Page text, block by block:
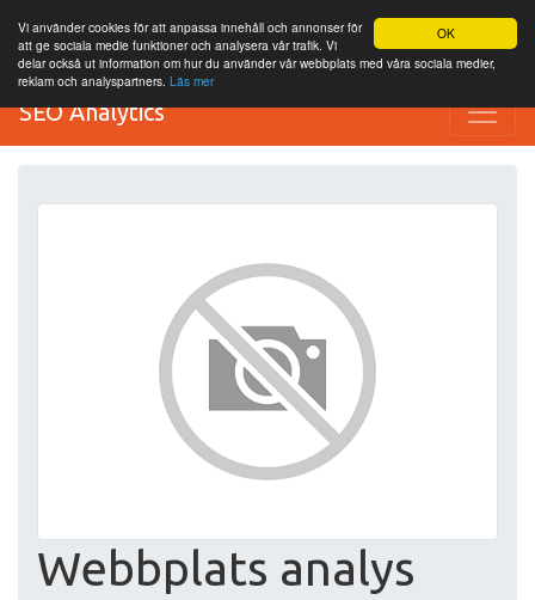
OK
Vi använder cookies för att anpassa innehåll och annonser för
att ge sociala medie funktioner och analysera vår trafik. Vi
delar också ut information om hur du använder vår webbplats med våra sociala medier,
reklam och analyspartners. Läs mer
SEO Analytics
Webbplats analys